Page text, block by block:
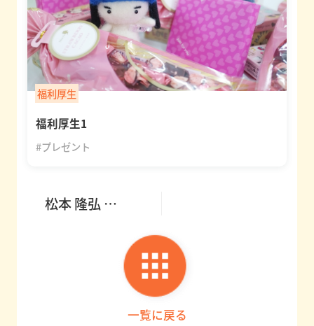
福利厚生
福利厚生1
#プレゼント
松本 隆弘 …
一覧に戻る